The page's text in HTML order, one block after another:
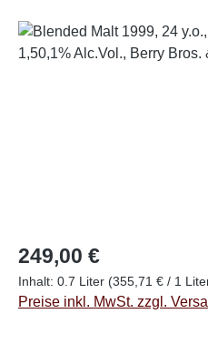
Bildergalerie überspringen
Regulärer Preis:
249,00 €
Inhalt: 0.7 Liter (355,71 € / 1
Preise inkl. MwSt. zzgl.